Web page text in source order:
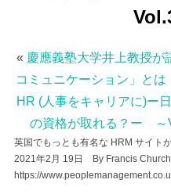
« 慶應義塾大学井上教授が
コミュニケーション」と
HR (人事をキャリアに)ー
の資格が取れる？ー ～
英国でもっとも有名な HRM サイト
2021年2月 19日 By Francis
https://